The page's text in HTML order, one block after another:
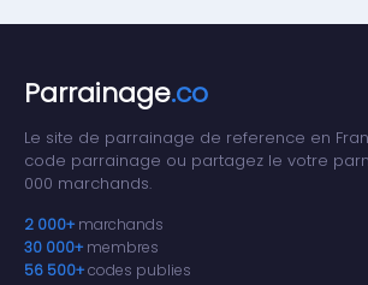
Parrainage.co
Le site de parrainage de reference en
code parrainage ou partagez le votre
000 marchands.
2 000+ marchands
30 000+ membres
56 500+codes publies